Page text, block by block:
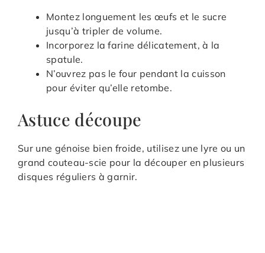
Montez longuement les œufs et le sucre
jusqu’à tripler de volume.
Incorporez la farine délicatement, à la
spatule.
N’ouvrez pas le four pendant la cuisson
pour éviter qu’elle retombe.
Astuce découpe
Sur une génoise bien froide, utilisez une lyre ou un
grand couteau-scie pour la découper en plusieurs
disques réguliers à garnir.